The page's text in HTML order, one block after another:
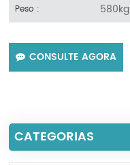
Peso : 580kg
CONSULTE AGORA
CATEGORIAS